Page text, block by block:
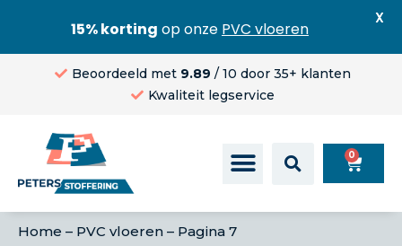
Beoordeeld met 9.89 / 10 door 35+ klanten
Kwaliteit legservice
0
Home – PVC vloeren – Pagina 7
15% korting op onze PVC vloeren
X